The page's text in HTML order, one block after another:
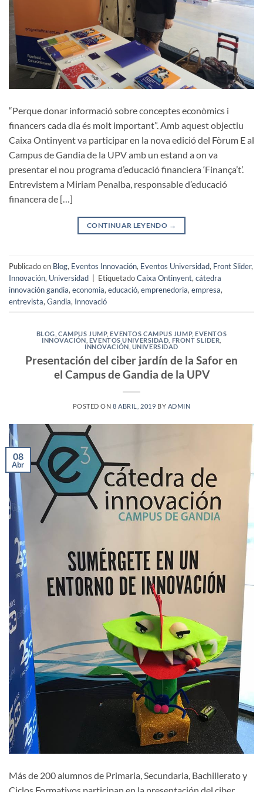
“Perque donar informació sobre conceptes econòmics i
financers cada dia és molt important”. Amb aquest objectiu
Caixa Ontinyent va participar en la nova edició del Fòrum E al
Campus de Gandia de la UPV amb un estand a on va
presentar el nou programa d’educació financiera ‘Finança’t’.
Entrevistem a Miriam Penalba, responsable d’educació
financera de […]
CONTINUAR LEYENDO →
Publicado en Blog, Eventos Innovación, Eventos Universidad, Front Slider,
Innovación, Universidad | EtiquetadoCaixa Ontinyent, cátedra
innovación gandia, economia, educació, emprenedoria, empresa,
entrevista, Gandia, Innovació
BLOG ,CAMPUS JUMP,EVENTOS CAMPUS JUMP,EVENTOS
INNOVACIÓN EVENTOS UNIVERSIDAD FRONT SLIDER
INNOVACIÓN UNIVERSIDAD
Presentación del ciber jardín de la Safor en
el Campus de Gandia de la UPV
POSTED ON8 ABRIL, 2019 BY ADMIN
08
Abr
Más de 200 alumnos de Primaria, Secundaria, Bachillerato y